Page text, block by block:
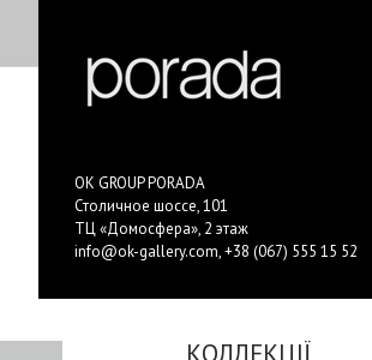
OK GROUP PORADA
Столичное шоссе, 101
ТЦ «Домосфера», 2 этаж
info@ok-gallery.com,+38 (067) 555 15 52
КОЛЛЕКЦІЇ